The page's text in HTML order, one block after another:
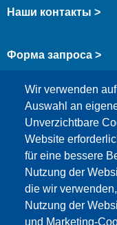
Wir verwenden
Auswahl an
Unverzichtbare
Website
für eine bessere
Nutzung der
die wir
Nutzung der
und Marketing-
Наши контакты >
Форма запроса >
Этот
файлы cookie